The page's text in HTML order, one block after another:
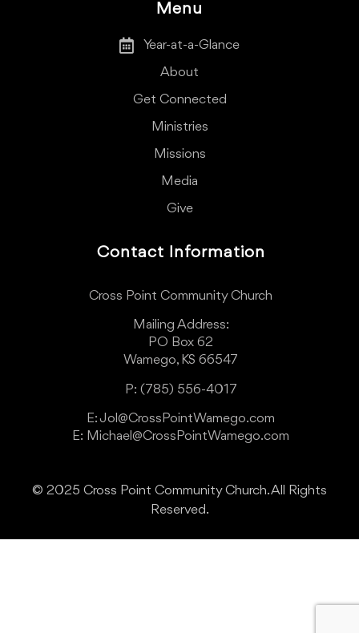
Menu
Year-at-a-Glance
About
Get Connected
Ministries
Missions
Media
Give
Contact Information
Cross Point Community Church
Mailing Address:
PO Box 62
Wamego, KS 66547
P: (785) 556-4017
E: Jol@CrossPointWamego.com
E: Michael@CrossPointWamego.com
© 2025 Cross Point Community Church. All Rights
Reserved.